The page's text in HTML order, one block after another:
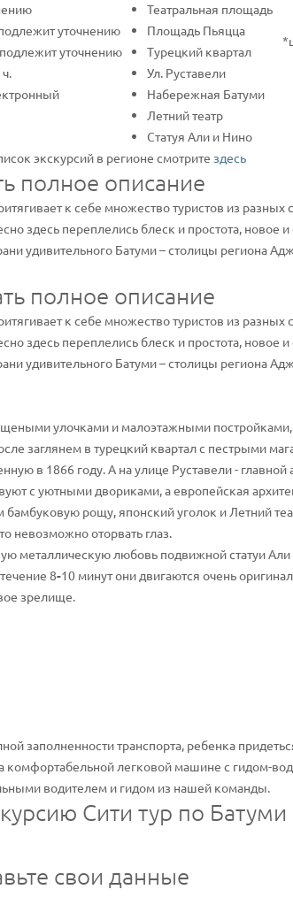
уточнению
уточнению
Театральная площадь
Площадь Пьяцца
Турецкий квартал
Ул. Руставели
Набережная Батуми
Летний театр
Статуя Али и Нино
экскурсий в регионе смотрите здесь
полное описание
к себе множество туристов из разных
здесь переплелись блеск и простота, новое
удивительного Батуми – столицы региона
полное описание
к себе множество туристов из разных
здесь переплелись блеск и простота, новое
удивительного Батуми – столицы региона
улочками и малоэтажными
заглянем в турецкий квартал с пестрыми
в 1866 году. А на улице Руставели - главной
с уютными двориками, а европейская
рощу, японский уголок и Летний
невозможно оторвать глаз.
металлическую любовь подвижной статуи
8-10 минут они двигаются очень
зрелище.
заполненности транспорта, ребенка
комфортабельной легковой машине с гидом-
водителем и гидом из нашей команды.
Сити тур по Батуми
свои данные